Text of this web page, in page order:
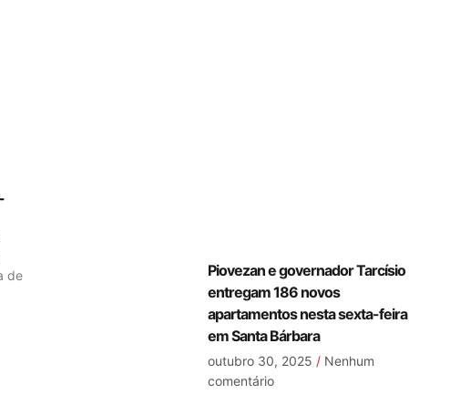
de
Piovezan e governador Tarcísio
entregam 186 novos
apartamentos nesta sexta-feira
em Santa Bárbara
outubro 30, 2025 Nenhum
comentário